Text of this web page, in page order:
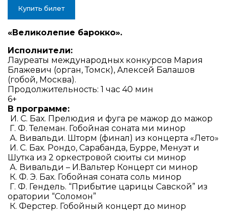
Купить билет
«Великолепие барокко».
Исполнители:
Лауреаты международных конкурсов Мария
Блажевич (орган, Томск), Алексей Балашов
(гобой, Москва).
Продолжительность:1 час 40 мин
6+
В программе:
И. С. Бах. Прелюдия и фуга ре мажор до мажор
Г. Ф. Телеман. Гобойная соната ми минор
А. Вивальди. Шторм (финал) из концерта «Лето»
И. С. Бах. Рондо, Сарабанда, Бурре, Менуэт и
Шутка из 2 оркестровой сюиты си минор
А. Вивальди – И.Вальтер Концерт си минор
К. Ф. Э. Бах. Гобойная соната соль минор
Г. Ф. Гендель. “Прибытие царицы Савской” из
оратории “Соломон”
К. Ферстер. Гобойный концерт до минор